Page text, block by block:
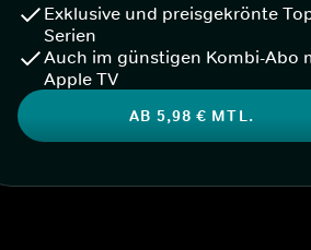
Exklusive und preisgekrönte
Serien
Auch im günstigen Kombi-Abo
Apple TV
AB 5,98 € MTL.